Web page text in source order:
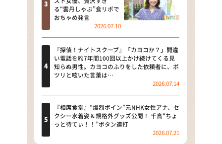
朝だ！生です旅サラダ
教えて！ニュースライブ 正義の
ミカタ
ＬＩＦＥ～夢のカタチ～
新婚さんいらっしゃい！
ポツンと一軒家
ザキ山小屋本館
る“雲丹しゃぶ”食リポで
おちゃめ発言
2026.07.10
『探偵！ナイトスクープ』「カヨコか？」間違
い電話を約7年間100回以上かけ続けてくる見
知らぬ男性。カヨコのふりをした依頼者に、ポ
ツリと呟いた言葉は…
2026.07.14
『相席食堂』“爆烈ボイン”元NHK女性アナ、セ
クシー水着姿＆規格外グッズ公開！ 千鳥“ちょ
っと待てぃ！！”ボタン連打
2026.07.21